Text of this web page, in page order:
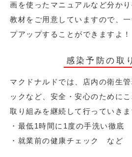
画を使ったマニュアルなど分か
教材をご用意していますので、
プアップすることができますよ！
感染予防の取
マクドナルドでは、店内の衛生
ックなど、安全・安心のために
取り組みを継続して行っていきま
・最低1時間に1度の手洗い徹底
・就業前の健康チェック など